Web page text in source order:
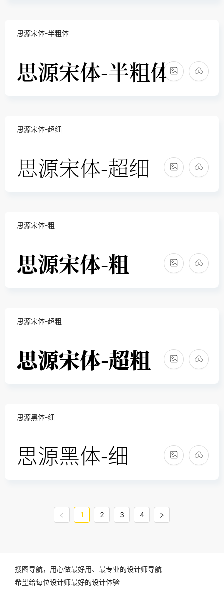
思源宋体-半粗体
思源宋体-超细
思源宋体-粗
思源宋体-超粗
思源黑体-细
1 2 3 4
搜图导航，用心做最好用、最专业的设计师导航
希望给每位设计师最好的设计体验